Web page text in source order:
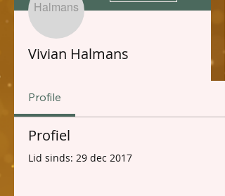
Vivian Halmans
Profile
Profiel
Lid sinds: 29 dec 2017